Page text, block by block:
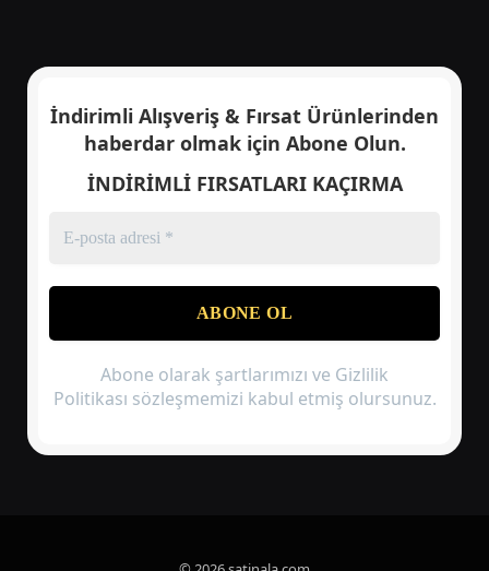
İndirimli Alışveriş & Fırsat Ürünlerinden
haberdar olmak için Abone Olun.
İNDİRİMLİ FIRSATLARI KAÇIRMA
Abone olarak şartlarımızı ve Gizlilik
Politikası sözleşmemizi kabul etmiş olursunuz.